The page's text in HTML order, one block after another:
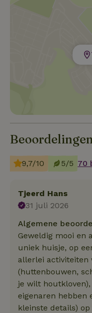
9,7/10 5/5 70
Tjeerd Hans
31 juli 2026
Algemene
Geweldig mooi en
uniek huisje, op
allerlei activiteiten
(huttenbouwen,
je wilt
eigenaren hebben
kleinste details)